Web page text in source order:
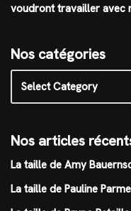
voudront travailler avec
Nos catégories
Nos articles
La taille de Amy
La taille de Pauline